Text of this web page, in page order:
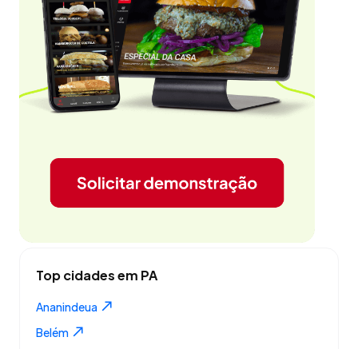
Top cidades em PA
Ananindeua
Belém